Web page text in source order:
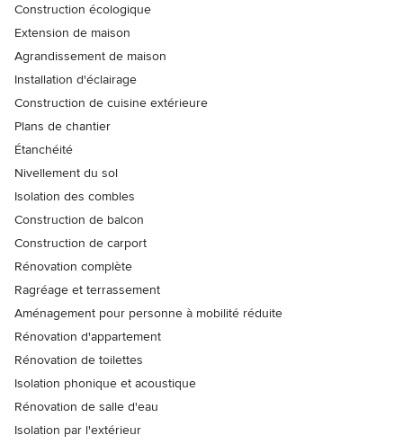
Construction écologique
Extension de maison
Agrandissement de maison
Installation d'éclairage
Construction de cuisine extérieure
Plans de chantier
Étanchéité
Nivellement du sol
Isolation des combles
Construction de balcon
Construction de carport
Rénovation complète
Ragréage et terrassement
Aménagement pour personne à mobilité réduite
Rénovation d'appartement
Rénovation de toilettes
Isolation phonique et acoustique
Rénovation de salle d'eau
Isolation par l'extérieur